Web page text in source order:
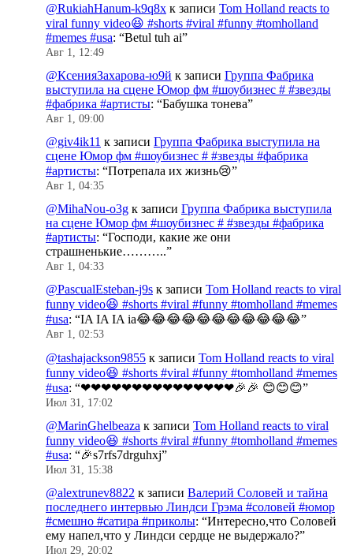
@RukiahHanum-k9q8x к записи Tom Holland reacts to
viral funny video😆 #shorts #viral #funny #tomholland
#memes #usa: “Betul tuh ai”
Авг 1, 12:49
@КсенияЗахарова-ю9й к записи Группа Фабрика
выступила на сцене Юмор фм #шоубизнес # #звезды
#фабрика #артисты: “Бабушка тонева”
Авг 1, 09:00
@giv4ik11 к записи Группа Фабрика выступила на
сцене Юмор фм #шоубизнес # #звезды #фабрика
#артисты: “Потрепала их жизнь😢”
Авг 1, 04:35
@MihaNou-o3g к записи Группа Фабрика выступила
на сцене Юмор фм #шоубизнес # #звезды #фабрика
#артисты: “Господи, какие же они
страшненькие………..”
Авг 1, 04:33
@PascualEsteban-j9s к записи Tom Holland reacts to viral
funny video😆 #shorts #viral #funny #tomholland #memes
#usa: “IA IA IA ia😂😂😂😂😂😂😂😂😂😂😂”
Авг 1, 02:53
@tashajackson9855 к записи Tom Holland reacts to viral
funny video😆 #shorts #viral #funny #tomholland #memes
#usa: “❤❤❤❤❤❤❤❤❤❤❤❤❤❤❤🎉🎉 😊😊😊”
Июл 31, 17:02
@MarinGhelbeaza к записи Tom Holland reacts to viral
funny video😆 #shorts #viral #funny #tomholland #memes
#usa: “🎉s7rfs7drguhxj”
Июл 31, 15:38
@alextrunev8822 к записи Валерий Соловей и тайна
последнего интервью Линдси Грэма #соловей #юмор
#смешно #сатира #приколы: “Интересно,что Соловей
ему напел,что у Линдси сердце не выдержало?”
Июл 29, 20:02